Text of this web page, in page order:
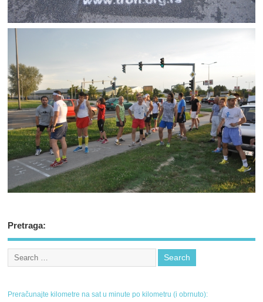
Pretraga:
Preračunajte kilometre na sat u minute po kilometru (i obrnuto):